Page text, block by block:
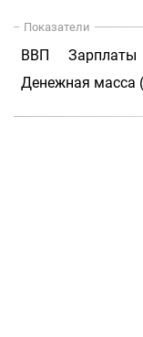
Показатели
ВВП Зарплаты
Денежная масса